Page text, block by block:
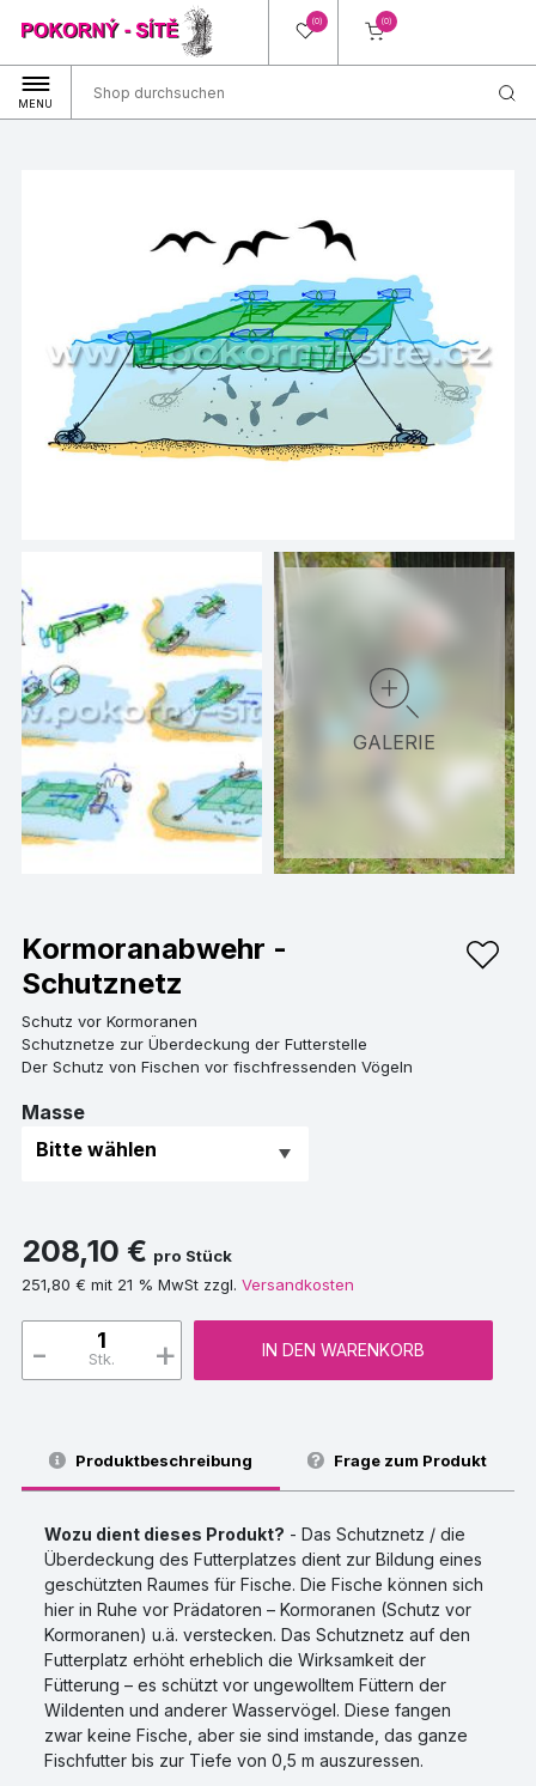
(0) (0)
MENU
GALERIE
Kormoranabwehr -
Schutznetz
Schutz vor Kormoranen
Schutznetze zur Überdeckung der Futterstelle
Der Schutz von Fischen vor fischfressenden Vögeln
Masse
208,10 € pro Stück
251,80 € mit 21 % MwSt zzgl. Versandkosten
Stk. +
- IN DEN WARENKORB
Produktbeschreibung Frage zum Produkt
Wozu dient dieses Produkt? - Das Schutznetz / die
Überdeckung des Futterplatzes dient zur Bildung eines
geschützten Raumes für Fische. Die Fische können sich
hier in Ruhe vor Prädatoren – Kormoranen (Schutz vor
Kormoranen) u.ä. verstecken. Das Schutznetz auf den
Futterplatz erhöht erheblich die Wirksamkeit der
Fütterung – es schützt vor ungewolltem Füttern der
Wildenten und anderer Wasservögel. Diese fangen
zwar keine Fische, aber sie sind imstande, das ganze
Fischfutter bis zur Tiefe von 0,5 m auszuressen.